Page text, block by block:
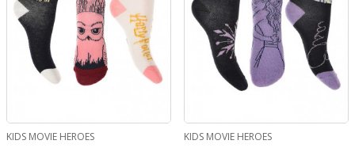
KIDS MOVIE HEROES KIDS MOVIE HEROES